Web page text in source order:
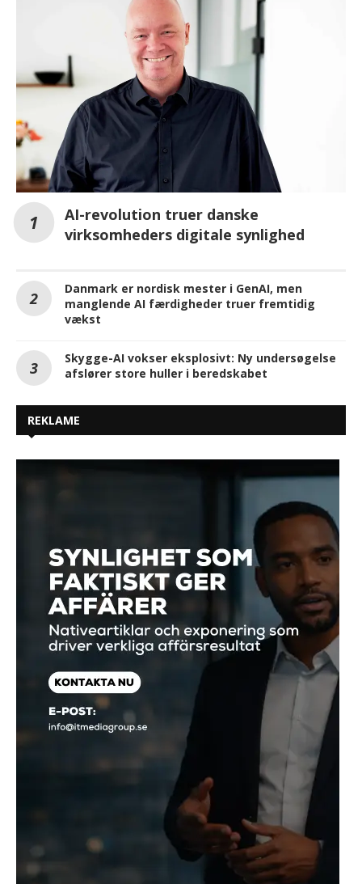
AI-revolution truer danske
virksomheders digitale synlighed
Danmark er nordisk mester i GenAI, men
manglende AI færdigheder truer fremtidig
vækst
Skygge-AI vokser eksplosivt: Ny undersøgelse
afslører store huller i beredskabet
REKLAME